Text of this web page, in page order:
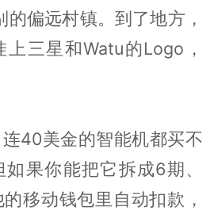
偏远村镇。到了地方，
三星和Watu的Logo，
40美金的智能机都买不
果你能把它拆成6期、
移动钱包里自动扣款，